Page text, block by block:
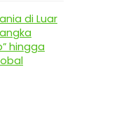
di Luar
hingga